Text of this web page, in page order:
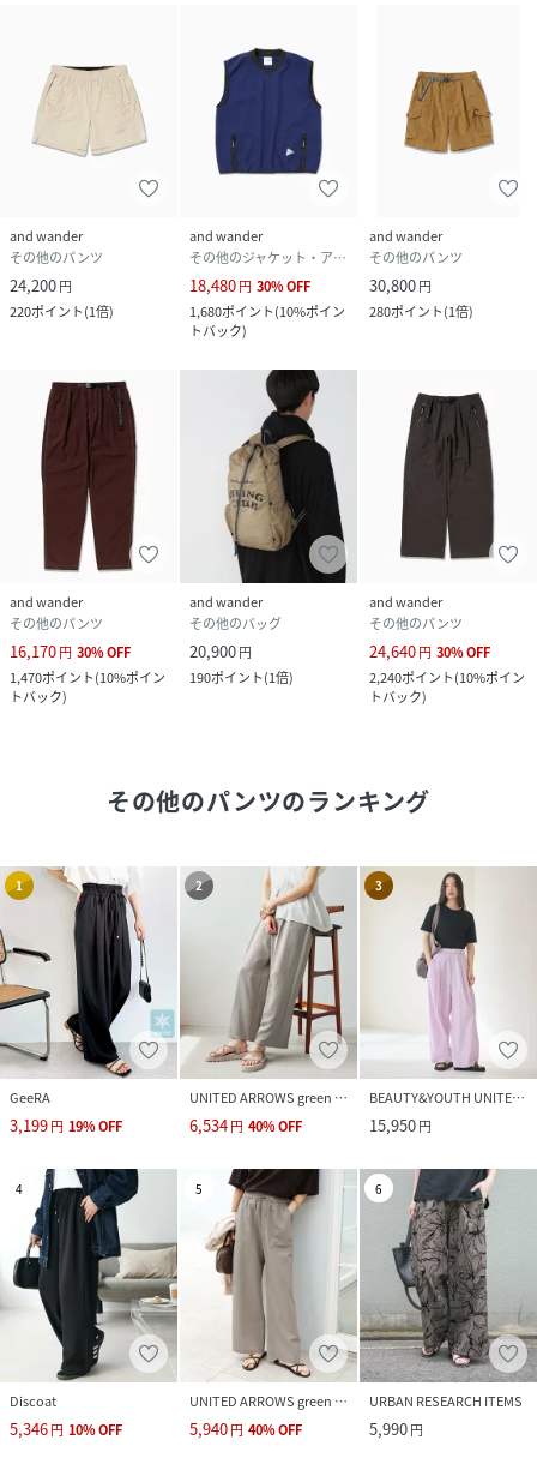
and wander
その他のパンツ
24,200円
220ポイント(1倍)
and wander
その他のジャケット・アウター
18,480円 30%OFF
1,680ポイント(10%ポイン
トバック)
and wander
その他のパンツ
30,800円
280ポイント(1倍)
and wander
その他のパンツ
16,170円 30%OFF
1,470ポイント(10%ポイン
トバック)
and wander
その他のバッグ
20,900円
190ポイント(1倍)
and wander
その他のパンツ
24,640円 30%OFF
2,240ポイント(10%ポイン
トバック)
その他のパンツのランキング
1
GeeRA
3,199円 19%OFF
2
UNITED ARROWS green label relaxing
6,534円 40%OFF
3
BEAUTY&YOUTH UNITED ARROWS
15,950円
4
Discoat
5,346円 10%OFF
5
UNITED ARROWS green label relaxing
5,940円 40%OFF
6
URBAN RESEARCH ITEMS
5,990円